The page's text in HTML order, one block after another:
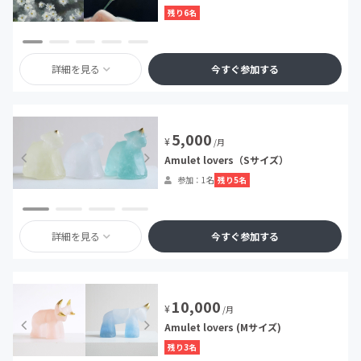
残り6名
詳細を見る 今すぐ参加する
¥5,000 /月
Amulet lovers（Sサイズ）
参加：1名 残り5名
詳細を見る 今すぐ参加する
¥10,000 /月
Amulet lovers (Mサイズ)
残り3名